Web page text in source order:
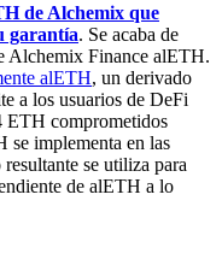
de Alchemix que
garantía. Se acaba de
Alchemix Finance alETH.
alETH, un derivado
a los usuarios de DeFi
ETH comprometidos
se implementa en las
se utiliza para
de alETH a lo